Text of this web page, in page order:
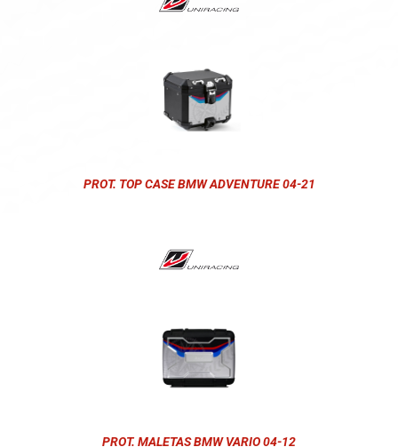
PROT. TOP CASE BMW ADVENTURE 04-21
PROT. MALETAS BMW VARIO 04-12